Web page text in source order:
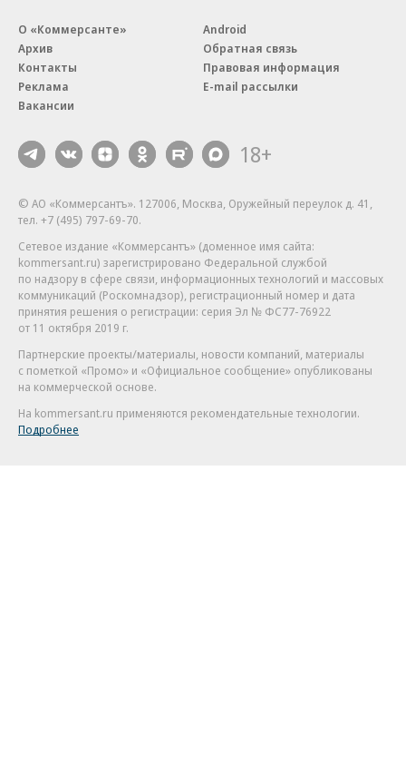
О «Коммерсанте»
Архив
Контакты
Реклама
Вакансии
Android
Обратная связь
Правовая информация
E-mail рассылки
18+
© АО «Коммерсантъ». 127006, Москва, Оружейный переулок д. 41,
тел. +7 (495) 797-69-70.
Сетевое издание «Коммерсантъ» (доменное имя сайта:
kommersant.ru) зарегистрировано Федеральной службой
по надзору в сфере связи, информационных технологий и массовых
коммуникаций (Роскомнадзор), регистрационный номер и дата
принятия решения о регистрации: серия Эл № ФС77-76922
от 11 октября 2019 г.
Партнерские проекты/материалы, новости компаний, материалы
с пометкой «Промо» и «Официальное сообщение» опубликованы
на коммерческой основе.
На kommersant.ru применяются рекомендательные технологии.
Подробнее